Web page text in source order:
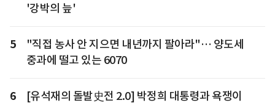
'강박의 늪'
5
"직접 농사 안 지으면 내년까지 팔아라"… 양도세
중과에 떨고 있는 6070
6
[유석재의 돌발史전 2.0] 박정희 대통령과 욕쟁이